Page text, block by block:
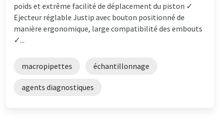
poids et extrême facilité de déplacement du piston ✓
Ejecteur réglable Justip avec bouton positionné de
manière ergonomique, large compatibilité des embouts
✓...
macropipettes échantillonnage
agents diagnostiques